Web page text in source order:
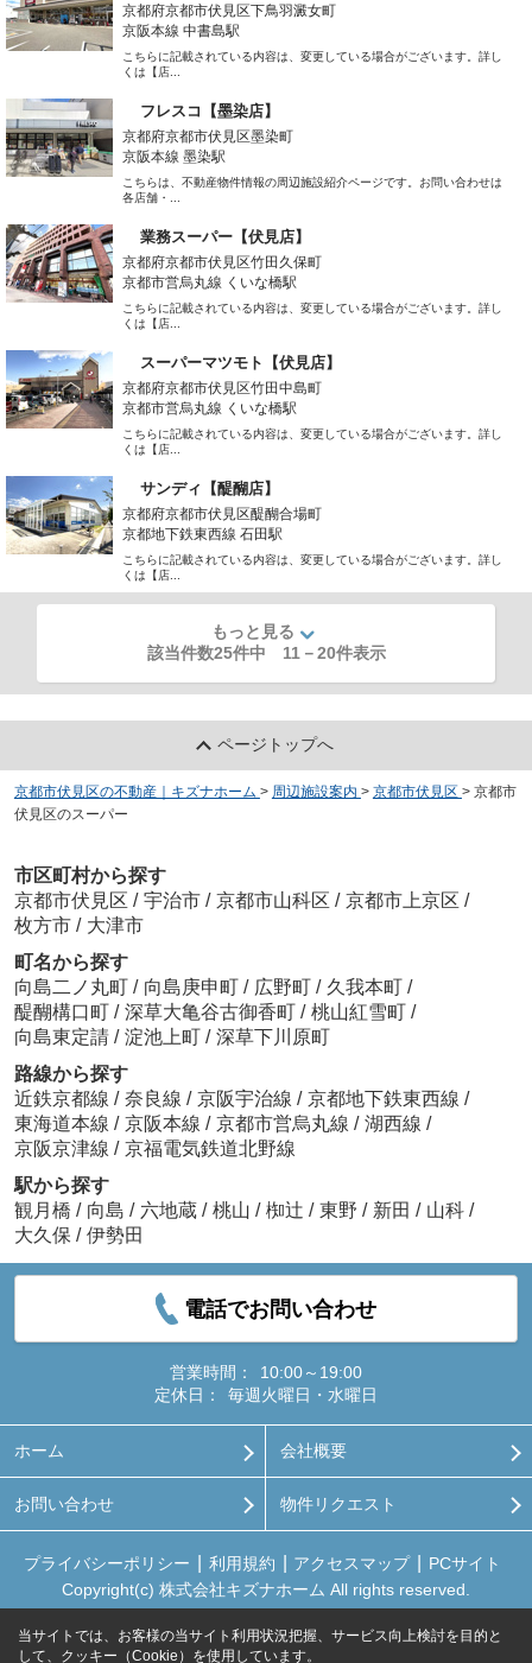
京都府京都市伏見区下鳥羽澱女町
京阪本線 中書島駅
こちらに記載されている内容は、変更している場合がございます。詳し
くは【店...
フレスコ【墨染店】
京都府京都市伏見区墨染町
京阪本線 墨染駅
こちらは、不動産物件情報の周辺施設紹介ページです。お問い合わせは
各店舗・...
業務スーパー【伏見店】
京都府京都市伏見区竹田久保町
京都市営烏丸線 くいな橋駅
こちらに記載されている内容は、変更している場合がございます。詳し
くは【店...
スーパーマツモト【伏見店】
京都府京都市伏見区竹田中島町
京都市営烏丸線 くいな橋駅
こちらに記載されている内容は、変更している場合がございます。詳し
くは【店...
サンディ【醍醐店】
京都府京都市伏見区醍醐合場町
京都地下鉄東西線 石田駅
こちらに記載されている内容は、変更している場合がございます。詳し
くは【店...
もっと見る
該当件数25件中 11 －20件表示
ページトップへ
京都市伏見区の不動産｜キズナホーム > 周辺施設案内 > 京都市伏見区 > 京都市
伏見区のスーパー
市区町村から探す
京都市伏見区 / 宇治市 / 京都市山科区 / 京都市上京区 /
枚方市 / 大津市
町名から探す
向島二ノ丸町 / 向島庚申町 / 広野町 / 久我本町 /
醍醐構口町 / 深草大亀谷古御香町 / 桃山紅雪町 /
向島東定請 / 淀池上町 / 深草下川原町
路線から探す
近鉄京都線 / 奈良線 / 京阪宇治線 / 京都地下鉄東西線 /
東海道本線 / 京阪本線 / 京都市営烏丸線 / 湖西線 /
京阪京津線 / 京福電気鉄道北野線
駅から探す
観月橋 / 向島 / 六地蔵 / 桃山 / 椥辻 / 東野 / 新田 / 山科 /
大久保 / 伊勢田
電話でお問い合わせ
営業時間：
10:00～19:00
定休日：
毎週火曜日・水曜日
ホーム 会社概要
お問い合わせ 物件リクエスト
プライバシーポリシー 利用規約 アクセスマップ
PCサイト
Copyright(c) 株式会社キズナホーム All rights reserved.
当サイトでは、お客様の当サイト利用状況把握、サービス向上検討を目的と
して、クッキー（Cookie）を使用しています。